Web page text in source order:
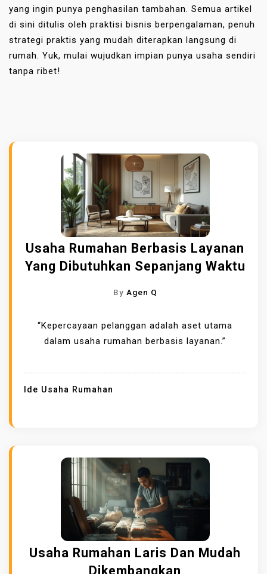
yang ingin punya penghasilan tambahan. Semua artikel
di sini ditulis oleh praktisi bisnis berpengalaman, penuh
strategi praktis yang mudah diterapkan langsung di
rumah. Yuk, mulai wujudkan impian punya usaha sendiri
tanpa ribet!
Usaha Rumahan Berbasis Layanan
Yang Dibutuhkan Sepanjang Waktu
By Agen Q
“Kepercayaan pelanggan adalah aset utama
dalam usaha rumahan berbasis layanan.”
Ide Usaha Rumahan
Usaha Rumahan Laris Dan Mudah
Dikembangkan